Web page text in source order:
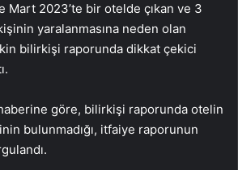
Mart 2023’te bir otelde çıkan ve 3
yaralanmasına neden olan
bilirkişi raporunda dikkat çekici
göre, bilirkişi raporunda otelin
bulunmadığı, itfaiye raporunun